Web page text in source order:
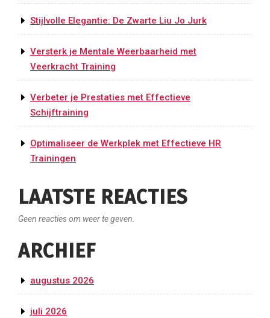
Stijlvolle Elegantie: De Zwarte Liu Jo Jurk
Versterk je Mentale Weerbaarheid met
Veerkracht Training
Verbeter je Prestaties met Effectieve
Schijftraining
Optimaliseer de Werkplek met Effectieve HR
Trainingen
LAATSTE REACTIES
Geen reacties om weer te geven.
ARCHIEF
augustus 2026
juli 2026